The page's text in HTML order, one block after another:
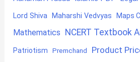
Lord Shiva Maharshi Vedvyas Maps
Mathematics NCERT Textbook
Patriotism Premchand Product